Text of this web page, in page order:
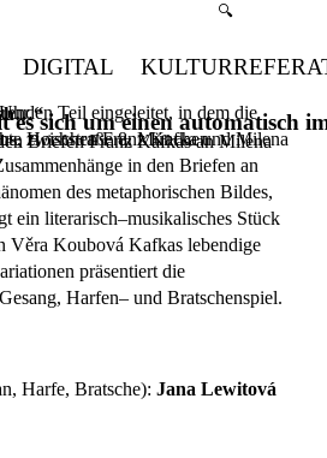
Suchmenü
🔍
DIGITAL
es sich um einen
Briefen Franz Kafkas an Milena
Teil eingeleitet, in dem die
zwischen Franz Kafka und Milena
in den Briefen an
des metaphorischen Bildes,
ein literarisch–musikalisches Stück
Věra Koubová Kafkas lebendige
präsentiert die
Harfen– und Bratschenspiel.
Harfe, Bratsche): Jana Lewitová
Hochstraße 8, München